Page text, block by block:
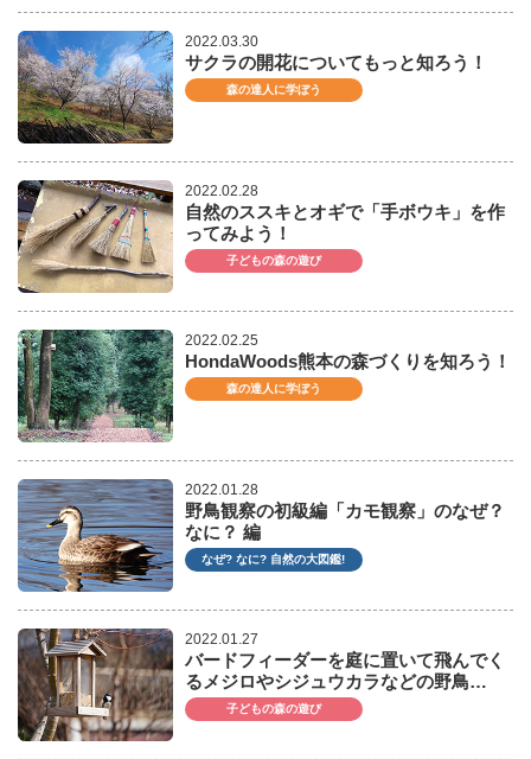
2022.03.30
サクラの開花についてもっと知ろう！
森の達人に学ぼう
2022.02.28
自然のススキとオギで「手ボウキ」を作
ってみよう！
子どもの森の遊び
2022.02.25
HondaWoods熊本の森づくりを知ろう！
森の達人に学ぼう
2022.01.28
野鳥観察の初級編「カモ観察」のなぜ？
なに？ 編
なぜ? なに? 自然の大図鑑!
2022.01.27
バードフィーダーを庭に置いて飛んでく
るメジロやシジュウカラなどの野鳥…
子どもの森の遊び